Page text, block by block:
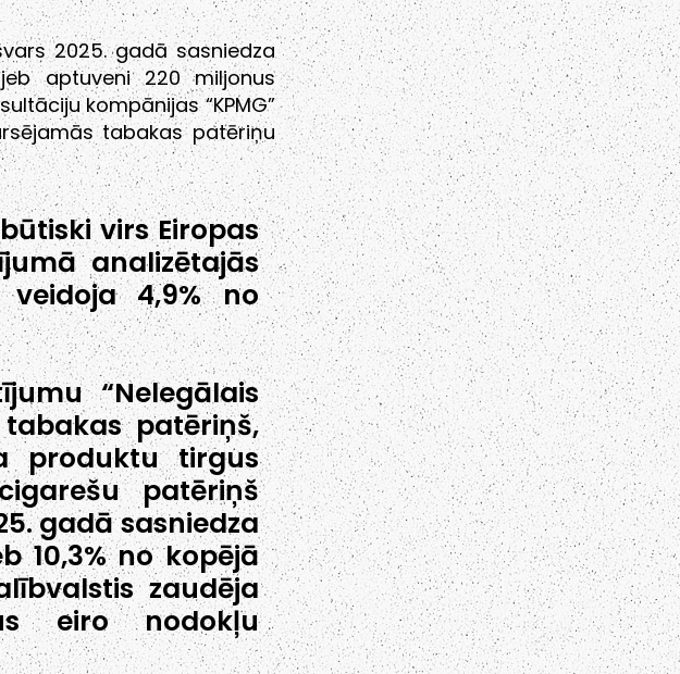
2025. gadā sasniedza
aptuveni 220 miljonus
kompānijas “KPMG”
tabakas patēriņu
virs Eiropas
analizētajās
4,9% no
“Nelegālais
patēriņš,
produktu tirgus
patēriņš
gadā sasniedza
10,3% no kopējā
zaudēja
eiro nodokļu